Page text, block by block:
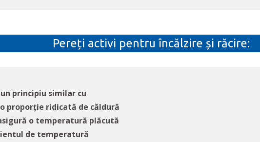
Pereți activi pentru încălzire și răcire:
principiu similar cu
proporție ridicată de căldură
o temperatură plăcută
de temperatură